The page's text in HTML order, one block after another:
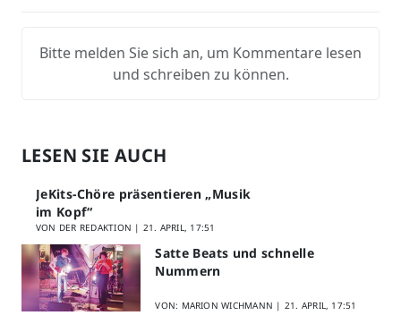
Bitte melden Sie sich an, um Kommentare lesen
und schreiben zu können.
LESEN SIE AUCH
JeKits-Chöre präsentieren „Musik
im Kopf“
VON DER REDAKTION | 21. APRIL, 17:51
Satte Beats und schnelle
Nummern
VON: MARION WICHMANN | 21. APRIL, 17:51